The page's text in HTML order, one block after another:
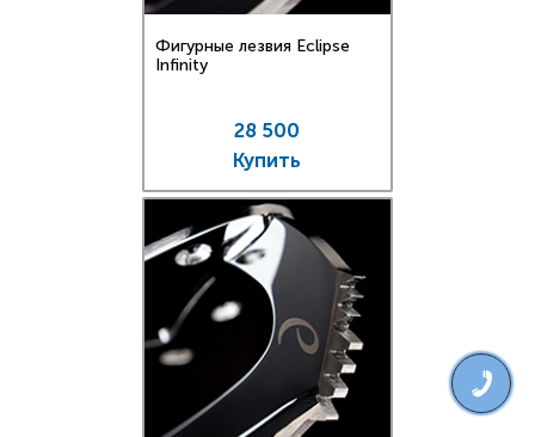
Фигурные лезвия Eclipse
Infinity
28 500
Купить